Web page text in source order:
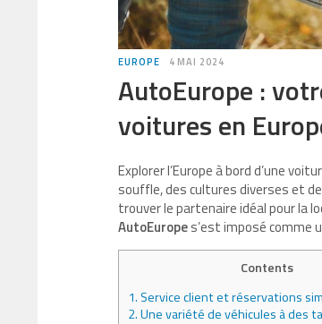
EUROPE 4 MAI 2024
AutoEurope :
voitures en
Explorer l’Europe à bord d’une
souffle, des cultures diverses et
trouver le partenaire idéal pour la
AutoEuropes’est imposé comme
Contents
1.Service client et réservations
2.Une variété de véhicules à des